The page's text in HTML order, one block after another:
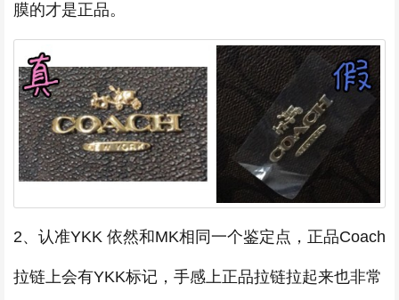
膜的才是正品。
2、认准YKK 依然和MK相同一个鉴定点，正品Coach
拉链上会有YKK标记，手感上正品拉链拉起来也非常